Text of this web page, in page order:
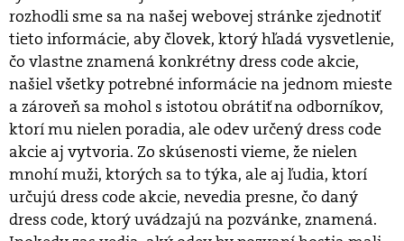
rozhodli sme sa na našej webovej stránke zjednotiť
tieto informácie, aby človek, ktorý hľadá vysvetlenie,
čo vlastne znamená konkrétny dress code akcie,
našiel všetky potrebné informácie na jednom mieste
a zároveň sa mohol s istotou obrátiť na odborníkov,
ktorí mu nielen poradia, ale odev určený dress code
akcie aj vytvoria. Zo skúsenosti vieme, že nielen
mnohí muži, ktorých sa to týka, ale aj ľudia, ktorí
určujú dress code akcie, nevedia presne, čo daný
dress code, ktorý uvádzajú na pozvánke, znamená.